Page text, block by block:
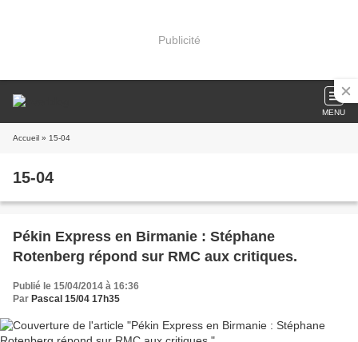
Publicité
MENU
Accueil » 15-04
15-04
Pékin Express en Birmanie : Stéphane
Rotenberg répond sur RMC aux critiques.
Publié le 15/04/2014 à 16:36
Par Pascal 15/04 17h35